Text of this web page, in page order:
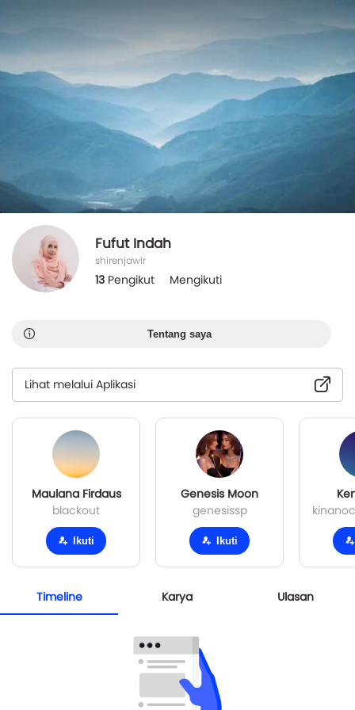
Fufut Indah
shirenjawir
13 Pengikut Mengikuti
Tentang saya
Lihat melalui Aplikasi
Maulana Firdaus
blackout
Ikuti
Genesis Moon
genesissp
Ikuti
Timeline Karya Ulasan